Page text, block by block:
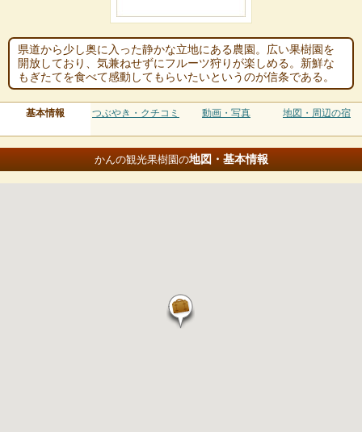
県道から少し奥に入った静かな立地にある農園。広い果樹園を
開放しており、気兼ねせずにフルーツ狩りが楽しめる。新鮮な
もぎたてを食べて感動してもらいたいというのが信条である。
基本情報 つぶやき・クチコミ 動画・写真 地図・周辺の宿
かんの観光果樹園の地図・基本情報